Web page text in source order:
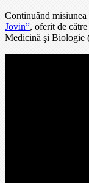
Continuând
Jovin”, oferit de
Medicină şi Biologie